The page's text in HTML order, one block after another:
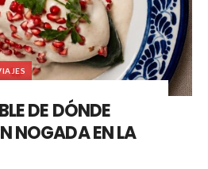
DE DÓNDE
NOGADA EN LA